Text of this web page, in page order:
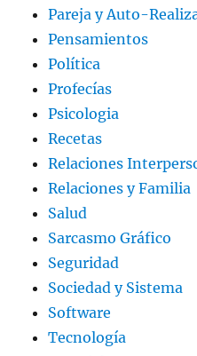
Pareja y Auto-
Pensamientos
Política
Profecías
Psicologia
Recetas
Relaciones
Relaciones y Familia
Salud
Sarcasmo Gráfico
Seguridad
Sociedad y Sistema
Software
Tecnología